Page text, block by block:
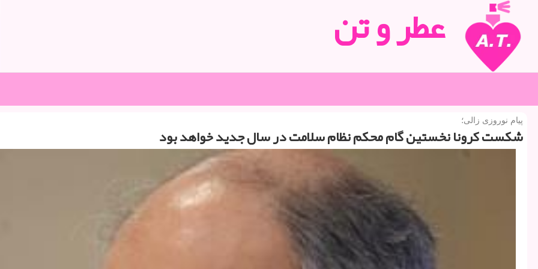
عطر و تن
پیام نوروزی زالی؛
شكست كرونا نخستین گام محكم نظام سلامت در سال جدید خواهد بود